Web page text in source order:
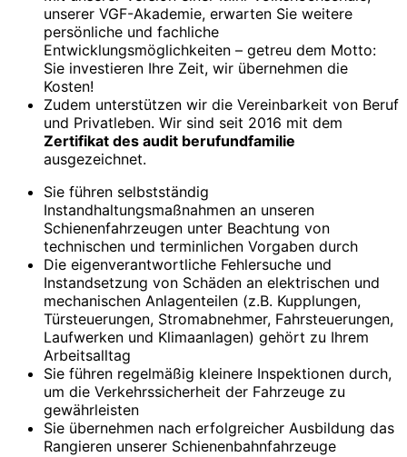
unserer VGF-Akademie, erwarten Sie weitere
persönliche und fachliche
Entwicklungsmöglichkeiten – getreu dem Motto:
Sie investieren Ihre Zeit, wir übernehmen die
Kosten!
Zudem unterstützen wir die Vereinbarkeit von Beruf
und Privatleben. Wir sind seit 2016 mit dem
Zertifikat des audit berufundfamilie
ausgezeichnet.
Sie führen selbstständig
Instandhaltungsmaßnahmen an unseren
Schienenfahrzeugen unter Beachtung von
technischen und terminlichen Vorgaben durch
Die eigenverantwortliche Fehlersuche und
Instandsetzung von Schäden an elektrischen und
mechanischen Anlagenteilen (z.B. Kupplungen,
Türsteuerungen, Stromabnehmer, Fahrsteuerungen,
Laufwerken und Klimaanlagen) gehört zu Ihrem
Arbeitsalltag
Sie führen regelmäßig kleinere Inspektionen durch,
um die Verkehrssicherheit der Fahrzeuge zu
gewährleisten
Sie übernehmen nach erfolgreicher Ausbildung das
Rangieren unserer Schienenbahnfahrzeuge